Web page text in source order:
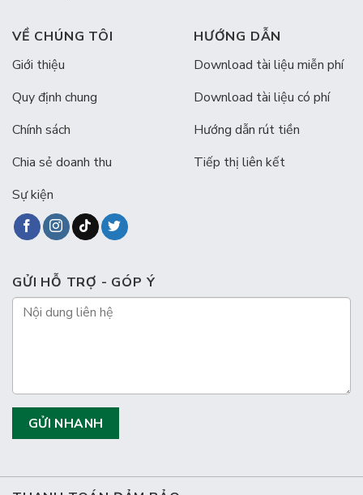
VỀ CHÚNG TÔI
Giới thiệu
Quy định chung
Chính sách
Chia sẻ doanh thu
Sự kiện
HƯỚNG DẪN
Download tài liệu miễn phí
Download tài liệu có phí
Hướng dẫn rút tiền
Tiếp thị liên kết
GỬI HỖ TRỢ - GÓP Ý